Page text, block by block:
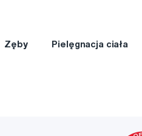
Zęby Pielęgnacja ciała